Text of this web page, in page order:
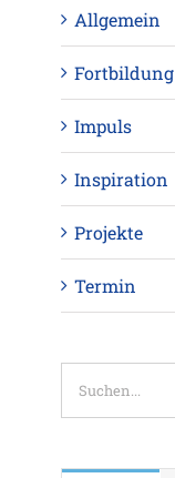
Allgemein
Fortbildung
Impuls
Inspiration
Projekte
Termin